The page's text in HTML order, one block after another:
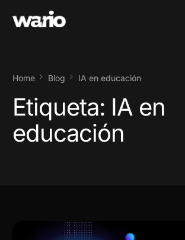
Home Blog IA en educación
Etiqueta: IA en
educación